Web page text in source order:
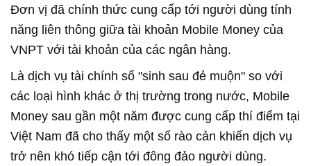
Đơn vị đã chính thức cung cấp tới người dùng tính
năng liên thông giữa tài khoản Mobile Money của
VNPT với tài khoản của các ngân hàng.
Là dịch vụ tài chính số "sinh sau đẻ muộn" so với
các loại hình khác ở thị trường trong nước, Mobile
Money sau gần một năm được cung cấp thí điểm tại
Việt Nam đã cho thấy một số rào cản khiến dịch vụ
trở nên khó tiếp cận tới đông đảo người dùng.